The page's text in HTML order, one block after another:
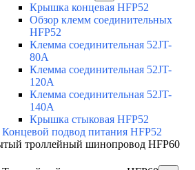
Крышка концевая HFP52
Обзор клемм соединительных
HFP52
Клемма соединительная 52JT-
80A
Клемма соединительная 52JT-
120A
Клемма соединительная 52JT-
140A
Крышка стыковая HFP52
Концевой подвод питания HFP52
троллейный шинопровод HFP60